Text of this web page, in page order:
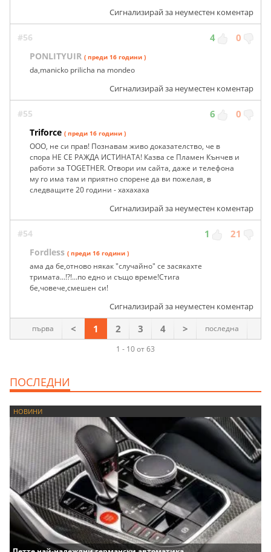
Сигнализирай за неуместен коментар
#56 4 0
PONLITYUIR ( преди 16 години )
da,manicko prilicha na mondeo
Сигнализирай за неуместен коментар
#55 6 0
Triforce ( преди 16 години )
ООО, не си прав! Познавам живо доказателство, че в
спора НЕ СЕ РАЖДА ИСТИНАТА! Казва се Пламен Кънчев и
работи за TOGETHER. Отвори им сайта, даже и телефона
му го има там и приятно спорене да ви пожелая, в
следващите 20 години - хахахаха
Сигнализирай за неуместен коментар
#54 1 21
Fordless ( преди 16 години )
ама да бе,отново някак "случайно" се засякахте
тримата...!?!...по едно и също време!Стига
бе,човече,смешен си!
Сигнализирай за неуместен коментар
1 - 10 от 63
първа < 1 2 3 4 > последна
ПОСЛЕДНИ
НОВИНИ